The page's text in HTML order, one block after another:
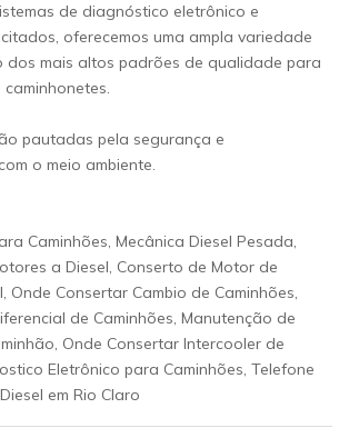
de diagnóstico eletrônico e
oferecemos uma ampla variedade
dos mais altos padrões de qualidade para
caminhonetes.
pautadas pela segurança e
o meio ambiente.
Caminhões, Mecânica Diesel Pesada,
a Diesel, Conserto de Motor de
Onde Consertar Cambio de Caminhões,
de Caminhões, Manutenção de
Onde Consertar Intercooler de
Eletrônico para Caminhões, Telefone
em Rio Claro